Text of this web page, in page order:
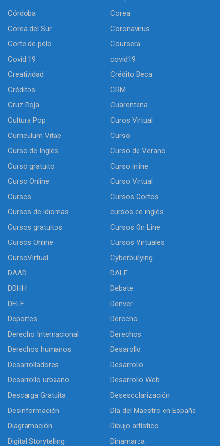
Córdoba
Corea
Corea del Sur
Coronavirus
Corte de pelo
Coursera
Covid 19
covid19
Creatividad
Crédito Beca
Créditos
CRM
Cruz Roja
Cuarentena
Cultura Pop
Curos Virtual
Curriculum Vitae
Curso
Curso de Inglés
Curso de Verano
Curso gratuito
Curso inline
Curso Online
Curso Virtual
Cursos
Cursos Cortos
Cursos de idiomas
cursos de inglés
Cursos gratuitos
Cursos On Line
Cursos Online
Cursos Virtuales
CursoVirtual
Cyberbullying
DAAD
DALF
DDHH
Debate
DELF
Denver
Deportes
Derecho
Derecho Internacional
Derechos
Derechos humanos
Desarollo
Desarrolladores
Desarrollo
Desarrollo urbaano
Desarrollo Web
Descarga Gratuita
Desescolarización
Desinformación
Día del Maestro en España
Diagramación
Dibujo artìstico
Digital Storytelling
Dinamarca